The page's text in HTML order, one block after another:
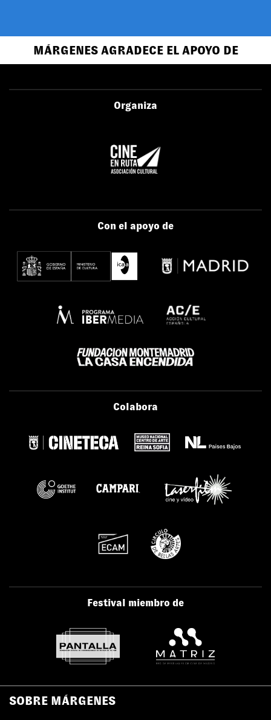
MÁRGENES AGRADECE EL APOYO DE
Organiza
Con el apoyo de
Colabora
Festival miembro de
SOBRE MÁRGENES